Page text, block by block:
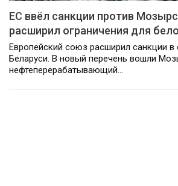
ЕС ввёл санкции против
расширил ограничения для
Европейский союз расширил санкции в
Беларуси. В новый перечень вошли
нефтеперерабатывающий…